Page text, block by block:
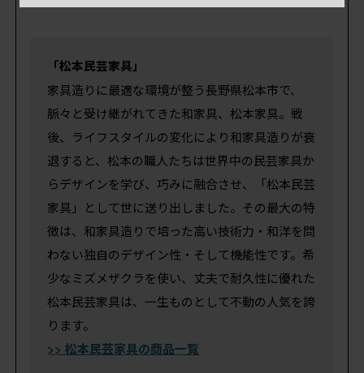
「松本民芸家具」
家具造りに最適な環境が整う長野県松本市で、
脈々と受け継がれてきた和家具、松本家具。戦
後、ライフスタイルの変化により和家具造りが衰
退すると、松本の職人たちは世界中の民芸家具か
らデザインを学び、巧みに融合させ、「松本民芸
家具」として世に送り出しました。その最大の特
徴は、和家具造りで培った高い技術力・和洋を問
わない独自のデザイン性・そして機能性です。希
少なミズメザクラを使い、丈夫で耐久性に優れた
松本民芸家具は、一生ものとして不動の人気を誇
ります。
>> 松本民芸家具の商品一覧